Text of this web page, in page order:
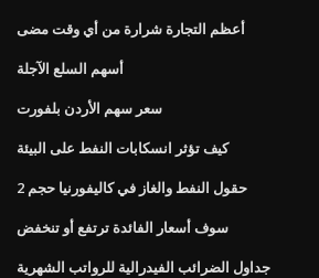
أعظم التجارة شرارة من أي وقت مضى
أسهم السلع الآجلة
سعر سهم الأردن بلفورت
كيف تؤثر انسكابات النفط على البيئة
حقول النفط والغاز في كاليفورنيا حجم 2
سوف أسعار الفائدة ترتفع أو تنخفض
جداول الضرائب الفيدرالية للرواتب الشهرية